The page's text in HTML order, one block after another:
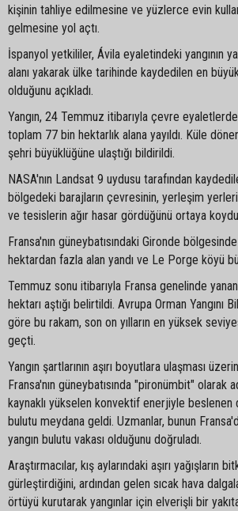
kişinin tahliye edilmesine ve yüzlerce evin
gelmesine yol açtı.
İspanyol yetkililer, Ávila eyaletindeki yangının
alanı yakarak ülke tarihinde kaydedilen en
olduğunu açıkladı.
Yangın, 24 Temmuz itibarıyla çevre
toplam 77 bin hektarlık alana yayıldı. Küle
şehri büyüklüğüne ulaştığı bildirildi.
NASA'nın Landsat 9 uydusu tarafından
bölgedeki barajların çevresinin, yerleşim
ve tesislerin ağır hasar gördüğünü ortaya
Fransa'nın güneybatısındaki Gironde
hektardan fazla alan yandı ve Le Porge köyü
Temmuz sonu itibarıyla Fransa genelinde
hektarı aştığı belirtildi. Avrupa Orman Yangını
göre bu rakam, son on yılların en yüksek
geçti.
Yangın şartlarının aşırı boyutlara ulaşması
Fransa'nın güneybatısında "pironümbit" olarak
kaynaklı yükselen konvektif enerjiyle beslenen
bulutu meydana geldi. Uzmanlar, bunun
yangın bulutu vakası olduğunu doğruladı.
Araştırmacılar, kış aylarındaki aşırı yağışların
gürleştirdiğini, ardından gelen sıcak hava
örtüyü kurutarak yangınlar için elverişli bir